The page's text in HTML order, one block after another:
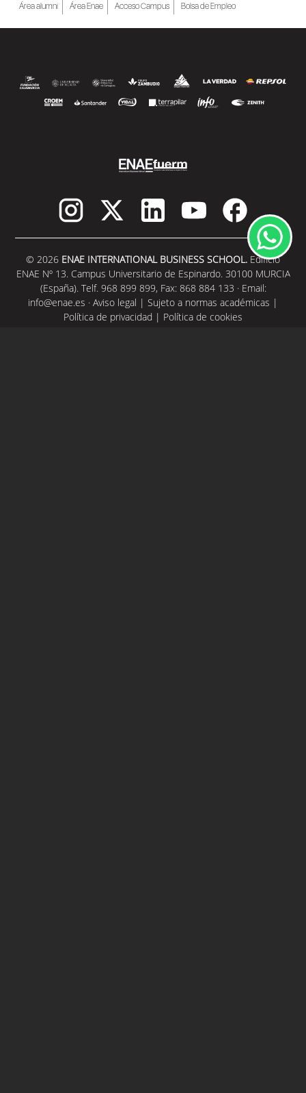
Área alumni Área Enae Acceso Campus Bolsa de Empleo
© 2026 ENAE INTERNATIONAL BUSINESS SCHOOL. Edificio
ENAE Nº 13. Campus Universitario de Espinardo. 30100 MURCIA
(España). Telf. 968 899 899, Fax: 868 884 133 · Email:
info@enae.es · Aviso legal | Sujeto a normas académicas |
Política de privacidad | Política de cookies